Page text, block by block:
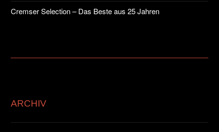
Cremser Selection – Das Beste aus 25 Jahren
ARCHIV